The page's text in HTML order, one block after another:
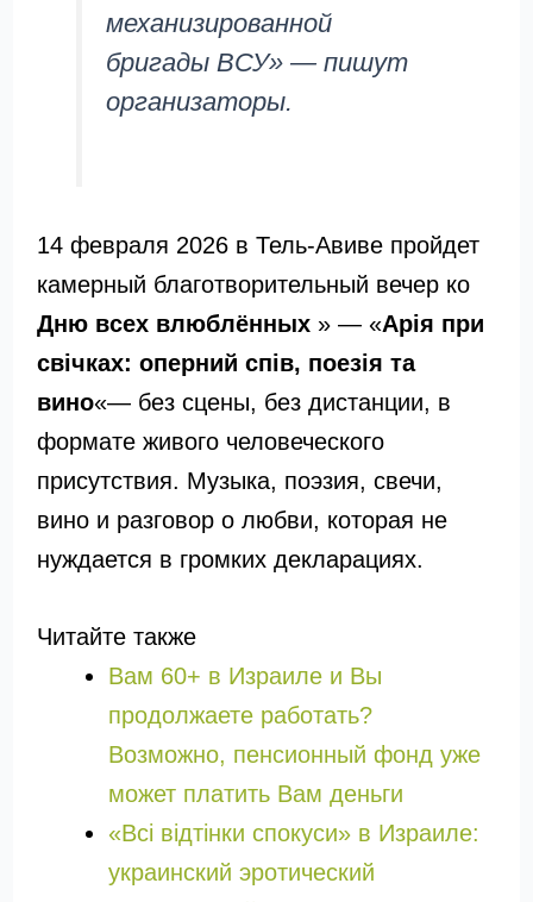
механизированной
бригады ВСУ» — пишут
организаторы.
14 февраля 2026 в Тель-Авиве пройдет
камерный благотворительный вечер ко
Дню всех влюблённых» — «Арія при
свічках: оперний спів, поезія та
вино«— без сцены, без дистанции, в
формате живого человеческого
присутствия. Музыка, поэзия, свечи,
вино и разговор о любви, которая не
нуждается в громких декларациях.
Читайте также
Вам 60+ в Израиле и Вы
продолжаете работать?
Возможно, пенсионный фонд уже
может платить Вам деньги
«Всі відтінки спокуси» в Израиле:
украинский эротический